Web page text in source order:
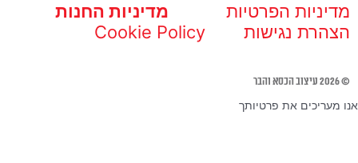
מדיניות הפרטיות
מדיניות החנות
הצהרת נגישות
Cookie Policy
© 2026 עיצוב הכסא והבר
אנו מעריכים את פרטיותך